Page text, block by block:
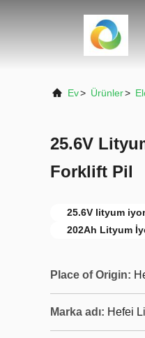
Ev> Ürünler>
25.6V
Forklift Pil
25.6V lityum
202Ah Lityum
Place of Origin:
Marka adı: Hefei